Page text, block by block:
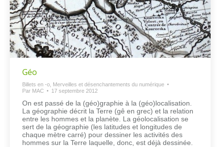
Géo
Billets en -o Merveilles et désenchantements du numérique
Par MAC 17 septembre 2012
On est passé de la (géo)graphie à la (géo)localisation.
La géographie décrit la Terre (gê en grec) et la relation
entre les hommes et la planète. La géolocalisation se
sert de la géographie (les latitudes et longitudes de
chaque mètre carré) pour dessiner les activités des
hommes sur la Terre laquelle, donc, est déjà dessinée.